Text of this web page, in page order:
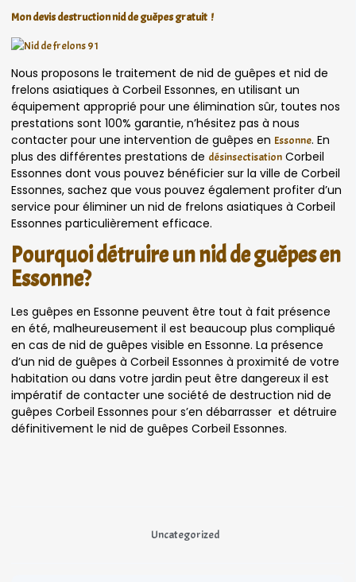
Mon devis destruction nid de guêpes gratuit !
Nous proposons le traitement de nid de guêpes et nid de
frelons asiatiques à Corbeil Essonnes, en utilisant un
équipement approprié pour une élimination sûr, toutes nos
prestations sont 100% garantie, n’hésitez pas à nous
contacter pour une intervention de guêpes en Essonne. En
plus des différentes prestations de désinsectisation Corbeil
Essonnes dont vous pouvez bénéficier sur la ville de Corbeil
Essonnes, sachez que vous pouvez également profiter d’un
service pour éliminer un nid de frelons asiatiques à Corbeil
Essonnes particulièrement efficace.
Pourquoi détruire un nid de guêpes en
Essonne?
Les guêpes en Essonne peuvent être tout à fait présence
en été, malheureusement il est beaucoup plus compliqué
en cas de nid de guêpes visible en Essonne. La présence
d’un nid de guêpes à Corbeil Essonnes à proximité de votre
habitation ou dans votre jardin peut être dangereux il est
impératif de contacter une société de destruction nid de
guêpes Corbeil Essonnes pour s’en débarrasser et détruire
définitivement le nid de guêpes Corbeil Essonnes.
Uncategorized